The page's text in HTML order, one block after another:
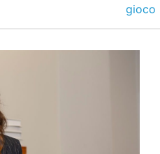
gioco